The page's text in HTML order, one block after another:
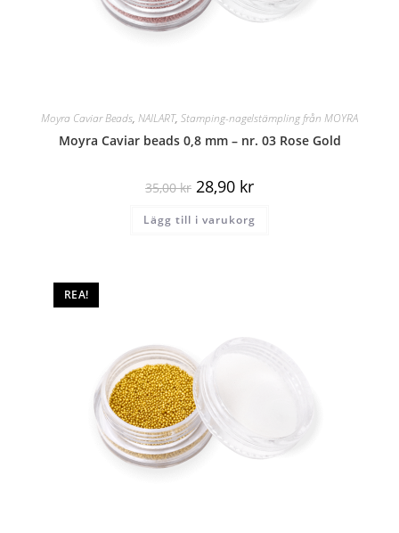
Moyra Caviar Beads, NAILART, Stamping-nagelstämpling från MOYRA
Moyra Caviar beads 0,8 mm – nr. 03 Rose Gold
35,00kr 28,90 kr
Lägg till i varukorg
REA!